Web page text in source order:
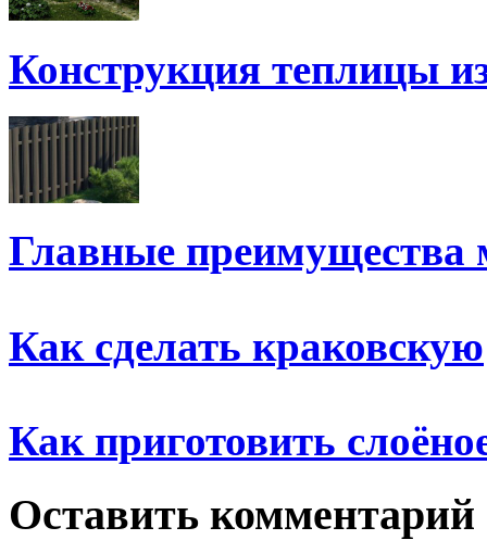
Конструкция теплицы
Главные преимущества
Как сделать краковскую
Как приготовить
Оставить комментарий